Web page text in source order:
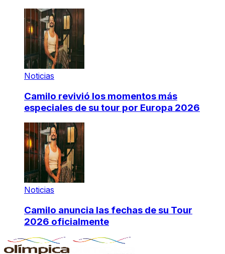
Noticias
Camilo revivió los momentos más
especiales de su tour por Europa 2026
Noticias
Camilo anuncia las fechas de su Tour
2026 oficialmente